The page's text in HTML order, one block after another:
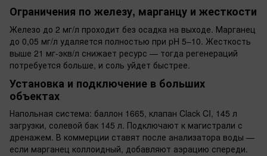
Ограничения по железу, марганцу и жесткости
Железо до 2 мг/л проходит без осадка на выходе. Марганец
до 0,05 мг/л удаляется полностью при pH 5–10. Жесткость
выше 21 мг-экв/л снижает ресурс — тогда регенераций
потребуется больше, и соль уйдет быстрее.
Установка и подключение в больших
объектах
Напольная система: баллон 1665, клапан Clack CI, 145 л
загрузки, солевой бак 145 л. Подключают к магистрали с
дренажем. В коммерции ставят после анализатора воды —
если марганец коллоидный, добавляют аэрацию спереди.